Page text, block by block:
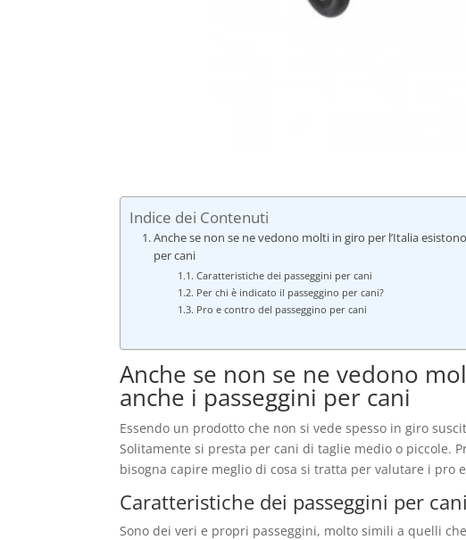
Indice dei Contenuti
Anche se non se ne vedono molti in giro per l’Italia
per cani
Caratteristiche dei passeggini per cani
Per chi è indicato il passeggino per cani?
Pro e contro del passeggino per cani
Anche se non se ne vedono
anche i passeggini per cani
Essendo un prodotto che non si vede spesso in giro
Solitamente si presta per cani di taglie medio o piccole.
bisogna capire meglio di cosa si tratta per valutare i pro
Caratteristiche dei passeggini per cani
Sono dei veri e propri passeggini, molto simili a quelli